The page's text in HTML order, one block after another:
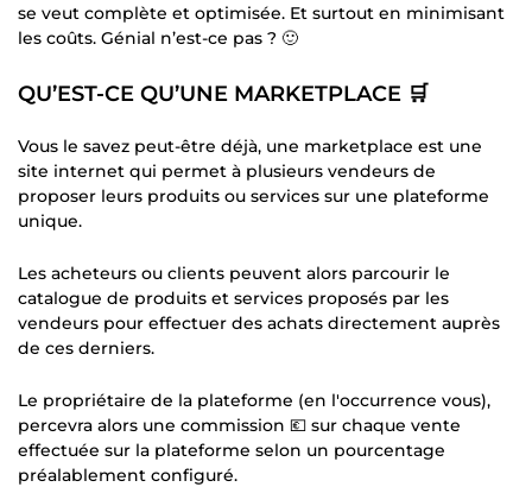
se veut complète et optimisée. Et surtout en minimisant
les coûts. Génial n’est-ce pas ? 🙂
QU’EST-CE QU’UNE MARKETPLACE 🛒
Vous le savez peut-être déjà, une marketplace est une
site internet qui permet à plusieurs vendeurs de
proposer leurs produits ou services sur une plateforme
unique.
Les acheteurs ou clients peuvent alors parcourir le
catalogue de produits et services proposés par les
vendeurs pour effectuer des achats directement auprès
de ces derniers.
Le propriétaire de la plateforme (en l'occurrence vous),
percevra alors une commission 💶 sur chaque vente
effectuée sur la plateforme selon un pourcentage
préalablement configuré.